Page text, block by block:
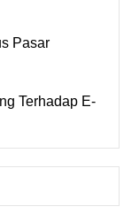
Pasar
Terhadap E-